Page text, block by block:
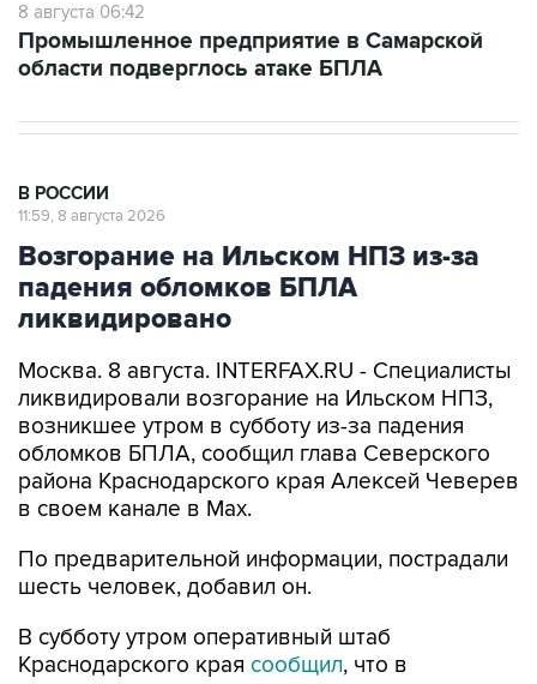
8 августа 06:42
Промышленное предприятие в Самарской
области подверглось атаке БПЛА
В РОССИИ
11:59, 8 августа 2026
Возгорание на Ильском НПЗ из-за
падения обломков БПЛА
ликвидировано
Москва. 8 августа. INTERFAX.RU - Специалисты
ликвидировали возгорание на Ильском НПЗ,
возникшее утром в субботу из-за падения
обломков БПЛА, сообщил глава Северского
района Краснодарского края Алексей Чеверев
в своем канале в Max.
По предварительной информации, пострадали
шесть человек, добавил он.
В субботу утром оперативный штаб
Краснодарского края сообщил, что в